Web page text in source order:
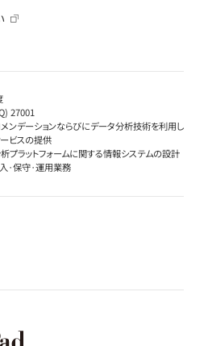
27001
メンデーションならびにデータ分析技術を利用し
ビスの提供
析プラットフォームに関する情報システムの設計
·保守·運用業務